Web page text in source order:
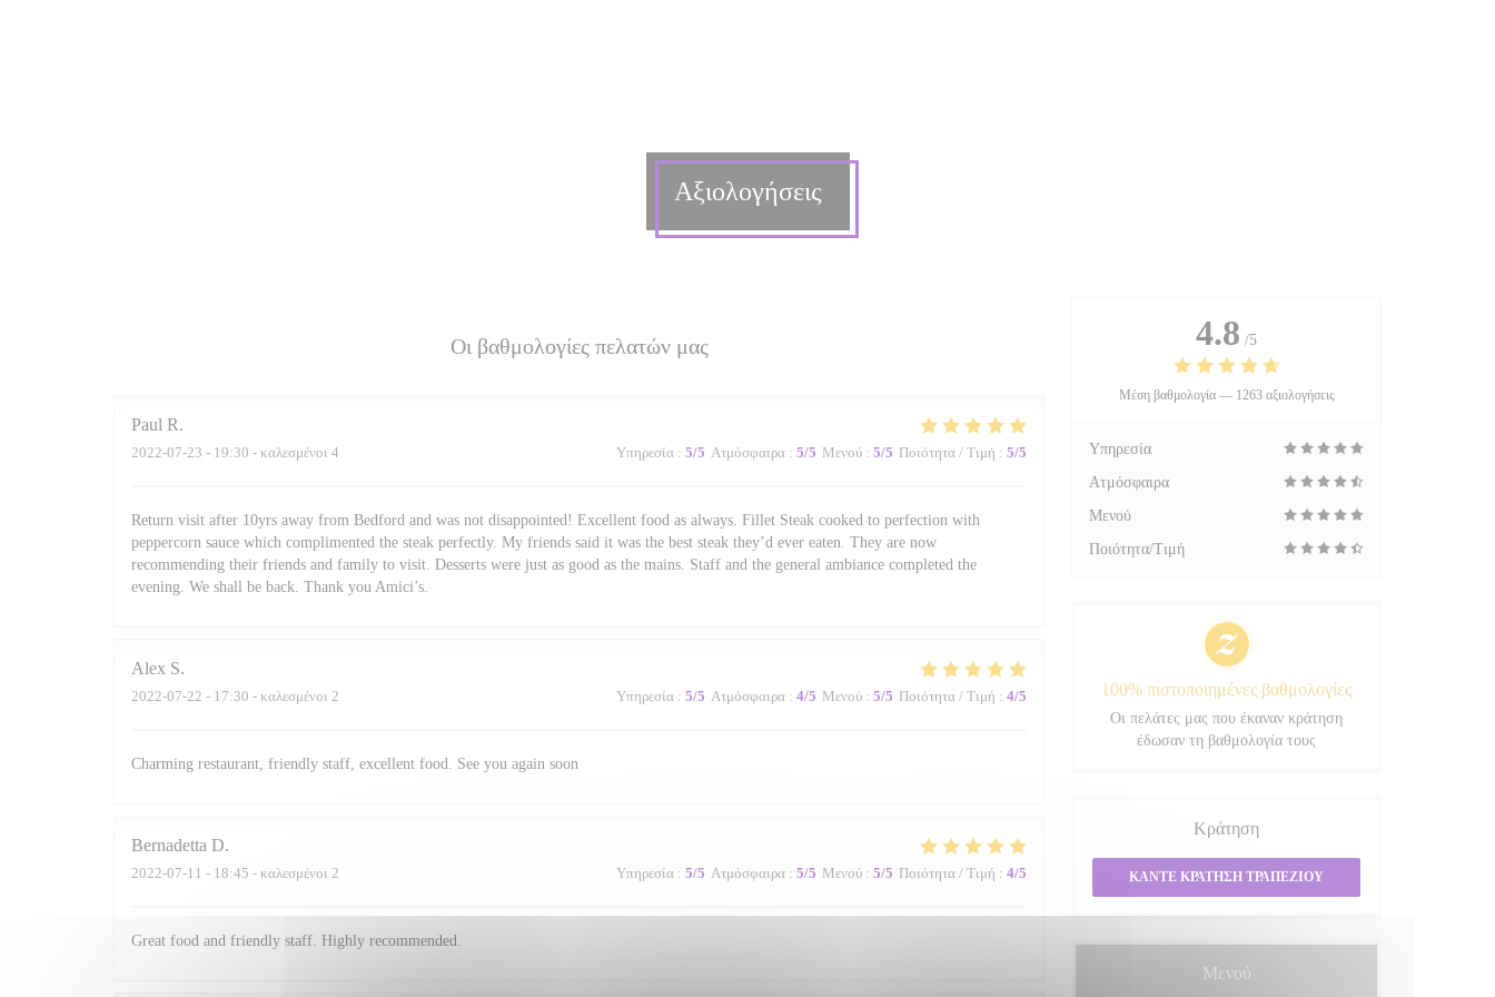
Αξιολογήσεις
Οι βαθμολογίες πελατών μας
Paul R
2022-07-23 - 19:30 - καλεσμένοι 4 Υπηρεσία : 5/5 Ατμόσφαιρα : 5/5 Μενού : 5/5 Ποιότητα / Τιμή : 5/5
Return visit after 10yrs away from Bedford and was not disappointed! Excellent food as always. Fillet Steak cooked to perfection with
peppercorn sauce which complimented the steak perfectly. My friends said it was the best steak they’d ever eaten. They are now
recommending their friends and family to visit. Desserts were just as good as the mains. Staff and the general ambiance completed the
evening. We shall be back. Thank you Amici’s.
Alex S
2022-07-22 - 17:30 - καλεσμένοι 2 Υπηρεσία : 5/5 Ατμόσφαιρα : 4/5 Μενού : 5/5 Ποιότητα / Τιμή : 4/5
Charming restaurant, friendly staff, excellent food. See you again soon
Bernadetta D
2022-07-11 - 18:45 - καλεσμένοι 2 Υπηρεσία : 5/5 Ατμόσφαιρα : 5/5 Μενού : 5/5 Ποιότητα / Τιμή : 4/5
Great food and friendly staff. Highly recommended.
4.8 /5
Μέση βαθμολογία — 1263 αξιολογήσεις
Υπηρεσία
Ατμόσφαιρα
Μενού
Ποιότητα/Τιμή
100% πιστοποιημένες βαθμολογίες
Οι πελάτες μας που έκαναν κράτηση
έδωσαν τη βαθμολογία τους
Κράτηση
ΚΆΝΤΕ ΚΡΆΤΗΣΗ ΤΡΑΠΕΖΙΟΎ
Μενού